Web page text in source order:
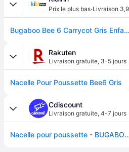
Prix le plus bas·Livraison
Bugaboo Bee 6 Carrycot Gris Enfants
Rakuten
Livraison gratuite, 3-5 jours
Nacelle Pour Poussette Bee6 Gris
Cdiscount
Livraison gratuite, 4-7 jours
Nacelle pour poussette - BUGABOO - Bee6 - Gris -